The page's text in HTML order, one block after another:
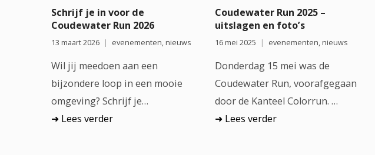
Schrijf je in voor de
Coudewater Run 2026
13 maart 2026 evenementen, nieuws
Wil jij meedoen aan een
bijzondere loop in een mooie
omgeving? Schrijf je…
Lees verder
Coudewater Run 2025 –
uitslagen en foto’s
16 mei 2025 evenementen, nieuws
Donderdag 15 mei was de
Coudewater Run, voorafgegaan
door de Kanteel Colorrun. …
Lees verder